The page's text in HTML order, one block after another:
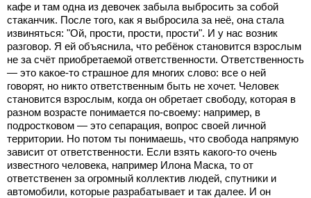
кафе и там одна из девочек забыла выбросить за собой
стаканчик. После того, как я выбросила за неё, она стала
извиняться: "Ой, прости, прости, прости". И у нас возник
разговор. Я ей объяснила, что ребёнок становится взрослым
не за счёт приобретаемой ответственности. Ответственность
— это какое-то страшное для многих слово: все о ней
говорят, но никто ответственным быть не хочет. Человек
становится взрослым, когда он обретает свободу, которая в
разном возрасте понимается по-своему: например, в
подростковом — это сепарация, вопрос своей личной
территории. Но потом ты понимаешь, что свобода напрямую
зависит от ответственности. Если взять какого-то очень
известного человека, например Илона Маска, то от
ответственен за огромный коллектив людей, спутники и
автомобили, которые разрабатывает и так далее. И он